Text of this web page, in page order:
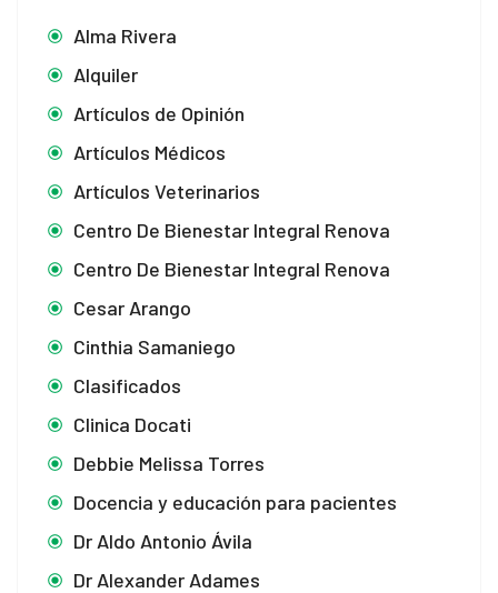
Alma Rivera
Alquiler
Artículos de Opinión
Artículos Médicos
Artículos Veterinarios
Centro De Bienestar Integral Renova
Centro De Bienestar Integral Renova
Cesar Arango
Cinthia Samaniego
Clasificados
Clinica Docati
Debbie Melissa Torres
Docencia y educación para pacientes
Dr Aldo Antonio Ávila
Dr Alexander Adames